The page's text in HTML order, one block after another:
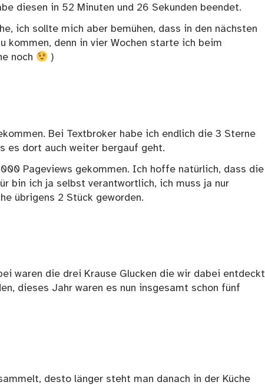
diesen in 52 Minuten und 26 Sekunden beendet.
ich sollte mich aber bemühen, dass in den nächsten
kommen, denn in vier Wochen starte ich beim
noch
)
Bei Textbroker habe ich endlich die 3 Sterne
es dort auch weiter bergauf geht.
Pageviews gekommen. Ich hoffe natürlich, dass die
bin ich ja selbst verantwortlich, ich muss ja nur
übrigens 2 Stück geworden.
waren die drei Krause Glucken die wir dabei entdeckt
dieses Jahr waren es nun insgesamt schon fünf
desto länger steht man danach in der Küche